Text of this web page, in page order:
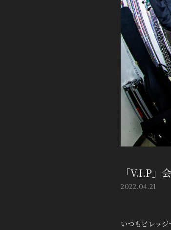
「V.I.P」
2022.04.21
いつもビレッジ